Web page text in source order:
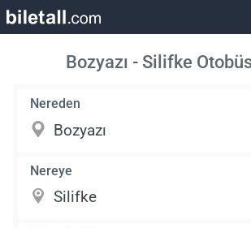
Bozyazı - Silifke
Nereden
Nereye